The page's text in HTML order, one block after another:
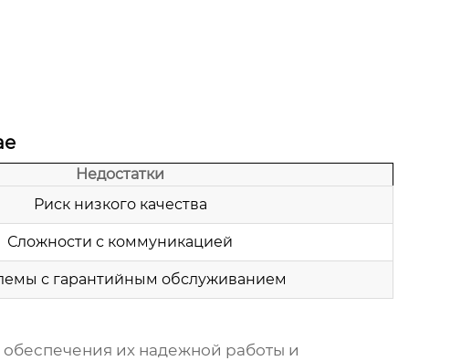
Недостатки
Риск низкого качества
Сложности с коммуникацией
с гарантийным обслуживанием
их надежной работы и